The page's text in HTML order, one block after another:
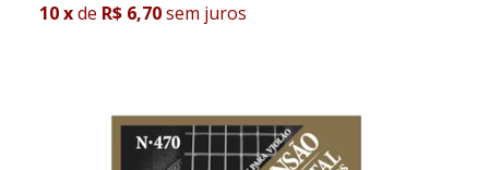
10xde R$ 6,70sem juros